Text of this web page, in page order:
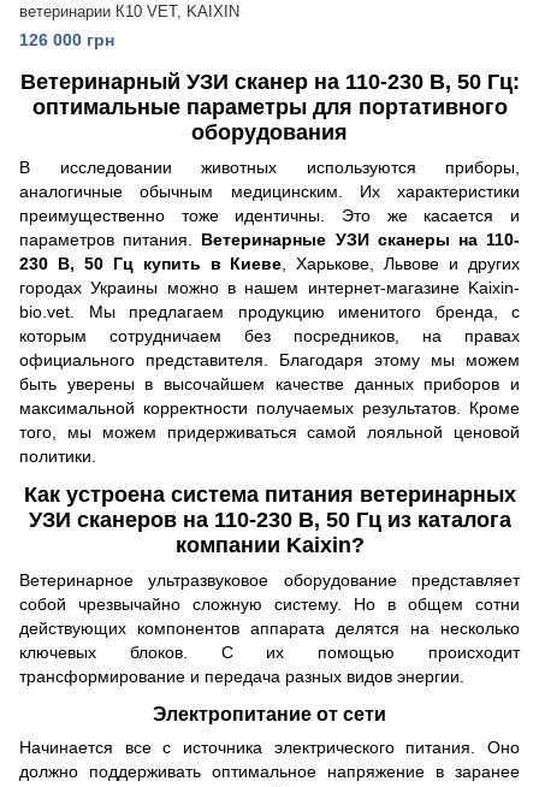
ветеринарии К10 VET, KAIXIN
126 000 грн
Ветеринарный УЗИ сканер на 110-230 В, 50 Гц:
оптимальные параметры для портативного
оборудования
В исследовании животных используются приборы,
аналогичные обычным медицинским. Их характеристики
преимущественно тоже идентичны. Это же касается и
параметров питания. Ветеринарные УЗИ сканеры на 110-
230 В, 50 Гц купить в Киеве, Харькове, Львове и других
городах Украины можно в нашем интернет-магазине Kaixin-
bio.vet. Мы предлагаем продукцию именитого бренда, с
которым сотрудничаем без посредников, на правах
официального представителя. Благодаря этому мы можем
быть уверены в высочайшем качестве данных приборов и
максимальной корректности получаемых результатов. Кроме
того, мы можем придерживаться самой лояльной ценовой
политики.
Как устроена система питания ветеринарных
УЗИ сканеров на 110-230 В, 50 Гц из каталога
компании Kaixin?
Ветеринарное ультразвуковое оборудование представляет
собой чрезвычайно сложную систему. Но в общем сотни
действующих компонентов аппарата делятся на несколько
ключевых блоков. С их помощью происходит
трансформирование и передача разных видов энергии.
Электропитание от сети
Начинается все с источника электрического питания. Оно
должно поддерживать оптимальное напряжение в заранее